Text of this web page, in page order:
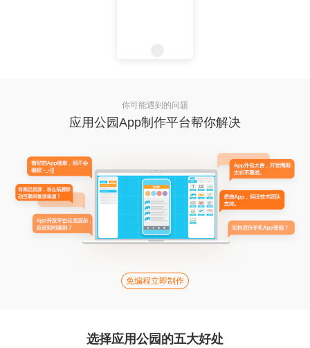
你可能遇到的问题
应用公园App制作平台帮你解决
免编程立即制作
选择应用公园的五大好处